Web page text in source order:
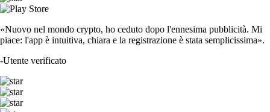
«Nuovo nel mondo crypto, ho ceduto dopo l'ennesima pubblicità. Mi
piace: l'app è intuitiva, chiara e la registrazione è stata semplicissima».
-Utente verificato